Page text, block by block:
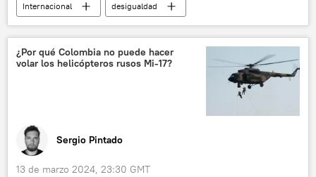
Internacional
desigualdad
Achim Steiner
Pakistán
Afganistán
Programa de las Naciones Unidas para el Desarrollo (PNUD)
ONU
¿Por qué Colombia no puede hacer
volar los helicópteros rusos Mi-17?
Sergio Pintado
13 de marzo 2024, 23:30 GMT